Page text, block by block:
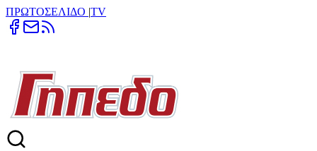
ΠΡΩΤΟΣΕΛΙΔΟ |TV